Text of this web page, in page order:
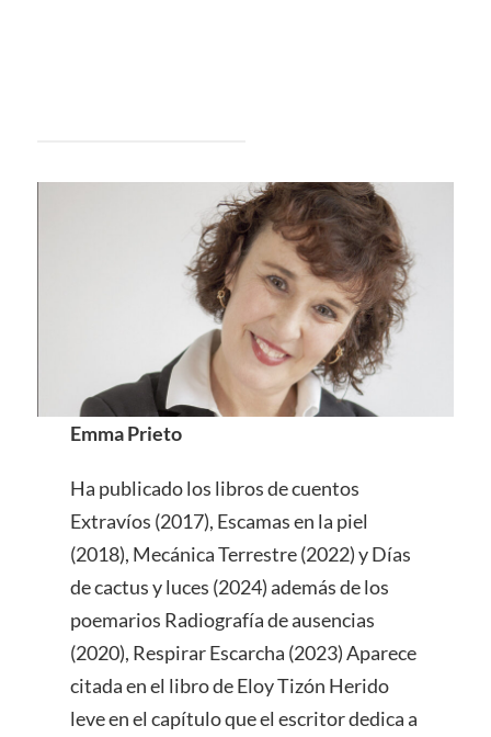
Emma Prieto
Ha publicado los libros de cuentos
Extravíos (2017), Escamas en la piel
(2018), Mecánica Terrestre (2022) y Días
de cactus y luces (2024) además de los
poemarios Radiografía de ausencias
(2020), Respirar Escarcha (2023) Aparece
citada en el libro de Eloy Tizón Herido
leve en el capítulo que el escritor dedica a